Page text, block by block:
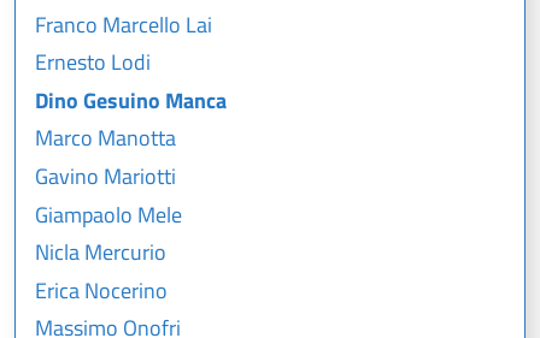
Franco Marcello Lai
Ernesto Lodi
Dino Gesuino Manca
Marco Manotta
Gavino Mariotti
Giampaolo Mele
Nicla Mercurio
Erica Nocerino
Massimo Onofri